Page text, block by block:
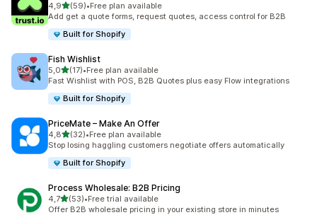
4,9/ 5 tähteä
(59)
59 arvostelua yhteensä
•Free plan available
Add get a quote forms, request quotes, access control for B2B
Built for Shopify
Fish Wishlist
5,0/ 5 tähteä
(17)
17 arvostelua yhteensä
•Free plan available
Fast Wishlist with POS, B2B Quotes plus easy Flow integrations
Built for Shopify
PriceMate – Make An Offer
4,8/ 5 tähteä
(32)
32 arvostelua yhteensä
•Free plan available
Stop losing haggling customers negotiate offers automatically
Built for Shopify
Process Wholesale: B2B Pricing
4,7/ 5 tähteä
(53)
53 arvostelua yhteensä
•Free trial available
Offer B2B wholesale pricing in your existing store in minutes